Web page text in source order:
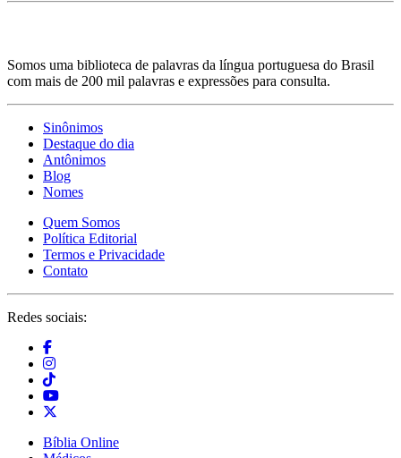
Somos uma biblioteca de palavras da língua portuguesa do Brasil
com mais de 200 mil palavras e expressões para consulta.
Sinônimos
Destaque do dia
Antônimos
Blog
Nomes
Quem Somos
Política Editorial
Termos e Privacidade
Contato
Redes sociais:
Bíblia Online